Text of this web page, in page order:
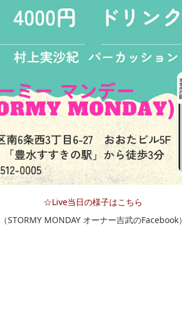
☆Live当日の様子はこちら
（STORMY MONDAY オーナー吉武のFacebook）